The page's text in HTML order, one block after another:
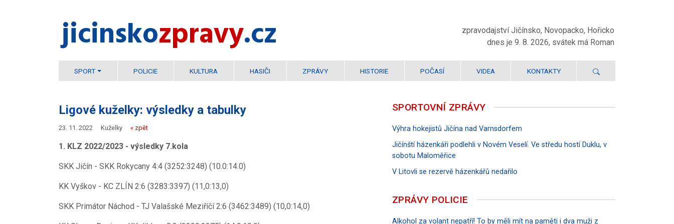
jicinsko​zpravy.cz
zpravodajství Jičínsko, Novopacko, Hořicko
dnes je 9. 8. 2026, svátek má Roman
SPORT POLICIE KULTURA HASIČI ZPRÁVY HISTORIE POČASÍ VIDEA KONTAKTY
Ligové kuželky: výsledky a tabulky
23. 11. 2022 Kuželky « zpět
1. KLZ 2022/2023 - výsledky 7.kola
SKK Jičín - SKK Rokycany 4:4 (3252:3248) (10.0:14.0)
KK Vyškov - KC ZLÍN 2:6 (3283:3397) (11,0:13,0)
SKK Primátor Náchod - TJ Valašské Meziříčí 2:6 (3462:3489) (10,0:14,0)
SPORTOVNÍ ZPRÁVY
Výhra hokejistů Jičína nad Varnsdorfem
Jičínští házenkáři podlehli v Novém Veselí. Ve středu hostí Duklu, v
sobotu Maloměřice
V Litovli se rezervě házenkářů nedařilo
ZPRÁVY POLICIE
Alkohol za volant nepatří! To by měli mít na paměti i dva muži z